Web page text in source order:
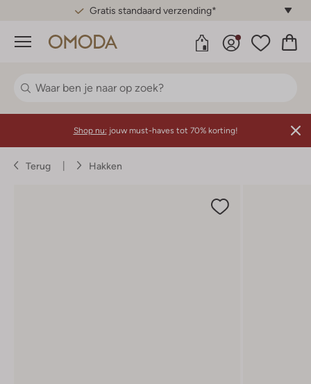
Gratis standaard verzending*
Menu
Shop nu: jouw must-haves tot 70% korting!
Terug Hakken